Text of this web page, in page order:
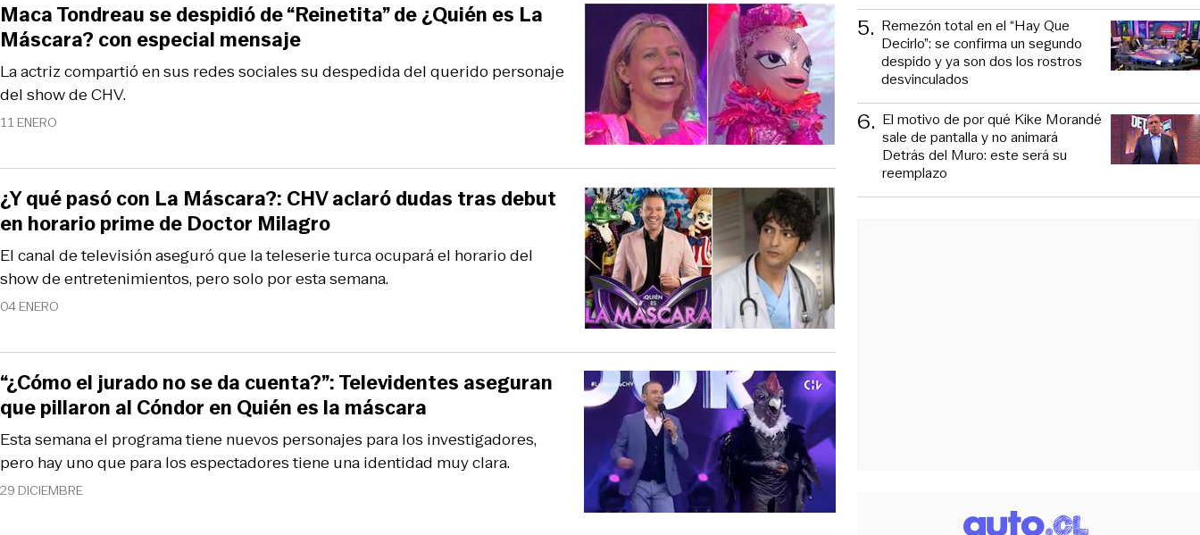
11 ENERO
La actriz compartió en sus redes sociales su despedida del querido personaje
del show de CHV.
Maca Tondreau se despidió de “Reinetita” de ¿Quién es La
Máscara? con especial mensaje
04 ENERO
El canal de televisión aseguró que la teleserie turca ocupará el horario del
show de entretenimientos, pero solo por esta semana.
¿Y qué pasó con La Máscara?: CHV aclaró dudas tras debut
en horario prime de Doctor Milagro
29 DICIEMBRE
Esta semana el programa tiene nuevos personajes para los investigadores,
pero hay uno que para los espectadores tiene una identidad muy clara.
“¿Cómo el jurado no se da cuenta?”: Televidentes aseguran
que pillaron al Cóndor en Quién es la máscara
5. Remezón total en el “Hay Que
Decirlo”: se confirma un segundo
despido y ya son dos los rostros
desvinculados
6. El motivo de por qué Kike Morandé
sale de pantalla y no animará
Detrás del Muro: este será su
reemplazo